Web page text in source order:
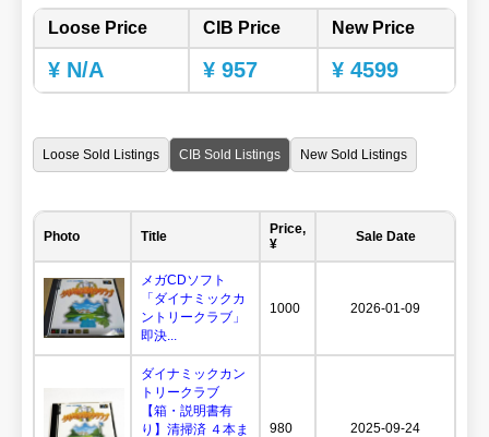
Loose Price CIB Price New Price
¥ N/A ¥ 957 ¥ 4599
Loose Sold Listings CIB Sold Listings New Sold Listings
Photo Title
Price,
¥
Sale Date
メガCDソフト
「ダイナミックカ
ントリークラブ」
即決...
1000 2026-01-09
ダイナミックカン
トリークラブ
【箱・説明書有
り】清掃済 ４本ま
980 2025-09-24